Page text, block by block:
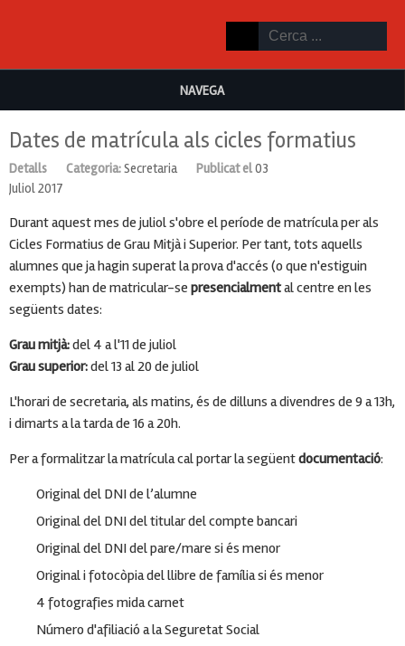
NAVEGA
Dates de matrícula als cicles formatius
Detalls Categoria:Secretaria Publicat el03
Juliol 2017
Durant aquest mes de juliol s'obre el període de matrícula per als
Cicles Formatius de Grau Mitjà i Superior. Per tant, tots aquells
alumnes que ja hagin superat la prova d'accés (o que n'estiguin
exempts) han de matricular-se presencialmental centre en les
següents dates:
Grau mitjà:del 4 a l'11 de juliol
Grau superior:del 13 al 20 de juliol
L'horari de secretaria, als matins, és de dilluns a divendres de 9 a 13h,
i dimarts a la tarda de 16 a 20h.
Per a formalitzar la matrícula cal portar la següentdocumentació:
Original del DNI de l’alumne
Original del DNI del titular del compte bancari
Original del DNI del pare/mare si és menor
Original i fotocòpia del llibre de família si és menor
4 fotografies mida carnet
Número d'afiliació a la Seguretat Social